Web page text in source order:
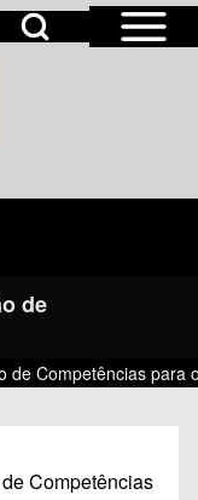
Open Sidebar
Search Block
dialog
de
de Competências para
Competências